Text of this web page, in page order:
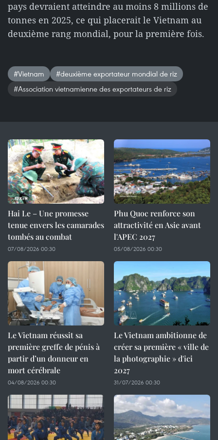
pays devraient atteindre au moins 8 millions de
tonnes en 2025, ce qui placerait le Vietnam au
deuxième rang mondial, pour la première fois.
#Vietnam
#deuxième exportateur mondial de riz
#Association vietnamienne des exportateurs de riz
Hai Le – Une promesse
tenue envers les camarades
tombés au combat
07/08/2026 00:30
Phu Quoc renforce son
attractivité en Asie avant
l'APEC 2027
05/08/2026 00:30
Le Vietnam réussit sa
première greffe de pénis à
partir d’un donneur en
mort cérébrale
04/08/2026 00:30
Le Vietnam ambitionne de
créer sa première « ville de
la photographie » d'ici
2027
31/07/2026 00:30